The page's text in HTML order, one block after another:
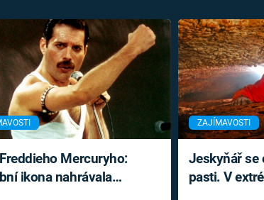
Mercuryho:
ikona nahrávala
ZAJÍMAVOSTI
Jeskyňář se
pasti. V